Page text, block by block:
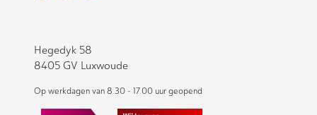
Hegedyk 58
8405 GV Luxwoude
Op werkdagen van 8.30 - 17.00 uur geopend